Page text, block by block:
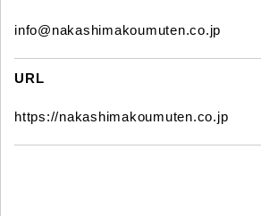
info@nakashimakoumuten.co.jp
URL
https://nakashimakoumuten.co.jp